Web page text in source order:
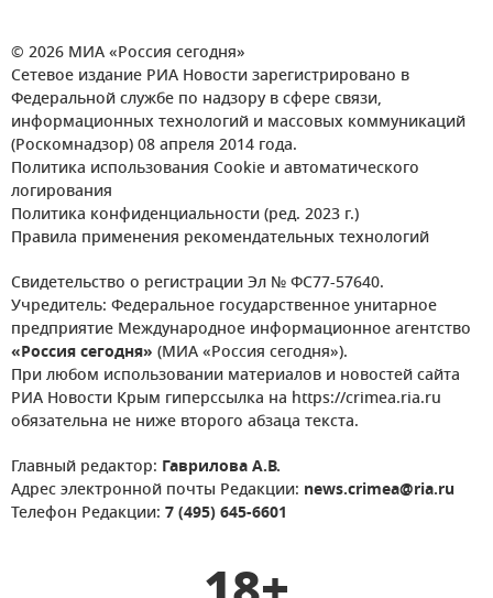
© 2026 МИА «Россия сегодня»
Сетевое издание РИА Новости зарегистрировано в
Федеральной службе по надзору в сфере связи,
информационных технологий и массовых коммуникаций
(Роскомнадзор) 08 апреля 2014 года.
Политика использования Cookie и автоматического
логирования
Политика конфиденциальности (ред. 2023 г.)
Правила применения рекомендательных технологий
Свидетельство о регистрации Эл № ФС77-57640.
Учредитель: Федеральное государственное унитарное
предприятие Международное информационное агентство
«Россия сегодня» (МИА «Россия сегодня»).
При любом использовании материалов и новостей сайта
РИА Новости Крым гиперссылка на https://crimea.ria.ru
обязательна не ниже второго абзаца текста.
Главный редактор: Гаврилова А.В.
Адрес электронной почты Редакции: news.crimea@ria.ru
Телефон Редакции: 7 (495) 645-6601